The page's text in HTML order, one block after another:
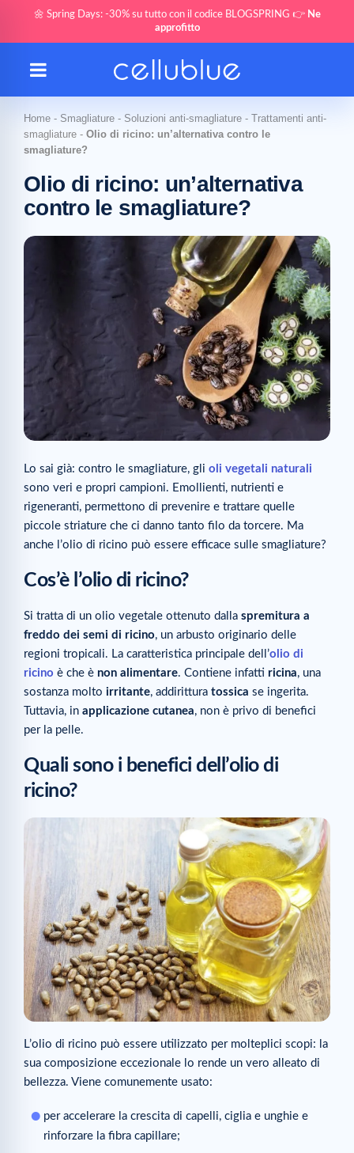
🌼 Spring Days: -30% su tutto con il codice BLOGSPRING 👉 Ne
approfitto
Home - Smagliature - Soluzioni anti-smagliature - Trattamenti anti-
smagliature - Olio di ricino: un’alternativa contro le
smagliature?
Olio di ricino: un’alternativa
contro le smagliature?
Lo sai già: contro le smagliature, gli oli vegetali naturali
sono veri e propri campioni. Emollienti, nutrienti e
rigeneranti, permettono di prevenire e trattare quelle
piccole striature che ci danno tanto filo da torcere. Ma
anche l’olio di ricino può essere efficace sulle smagliature?
Cos’è l’olio di ricino?
Si tratta di un olio vegetale ottenuto dalla spremitura a
freddo dei semi di ricino, un arbusto originario delle
regioni tropicali. La caratteristica principale dell’olio di
ricino è che è non alimentare. Contiene infatti ricina, una
sostanza molto irritante, addirittura tossica se ingerita.
Tuttavia, in applicazione cutanea, non è privo di benefici
per la pelle.
Quali sono i benefici dell’olio di
ricino?
L’olio di ricino può essere utilizzato per molteplici scopi: la
sua composizione eccezionale lo rende un vero alleato di
bellezza. Viene comunemente usato:
per accelerare la crescita di capelli, ciglia e unghie e
rinforzare la fibra capillare;